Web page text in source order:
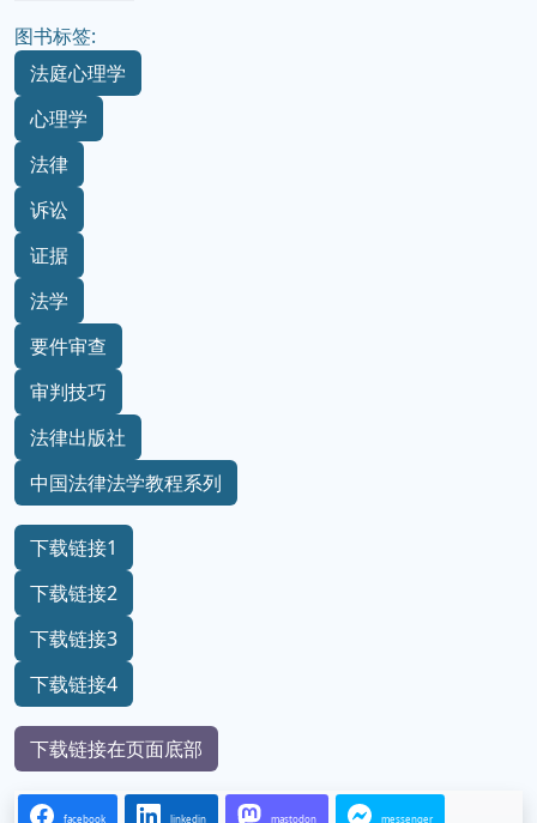
图书标签:
法庭心理学
心理学
法律
诉讼
证据
法学
要件审查
审判技巧
法律出版社
中国法律法学教程系列
下载链接1
下载链接2
下载链接3
下载链接4
下载链接在页面底部
facebook linkedin mastodon messenger